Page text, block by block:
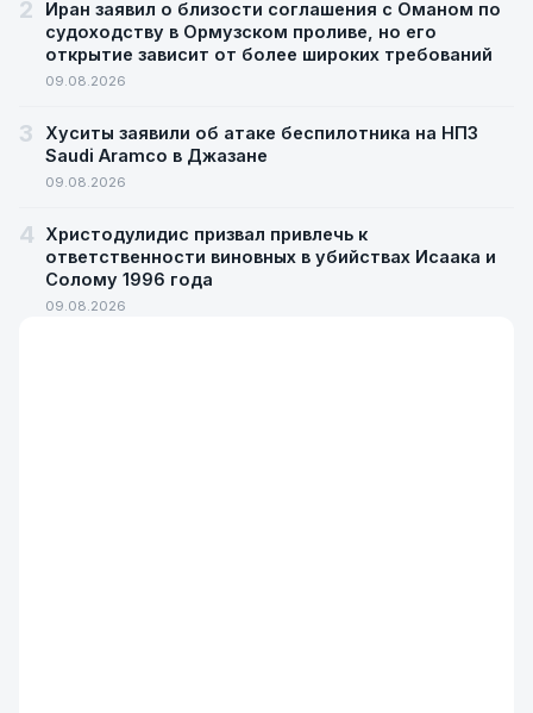
2
Иран заявил о близости соглашения с Оманом по
судоходству в Ормузском проливе, но его
открытие зависит от более широких требований
09.08.2026
3
Хуситы заявили об атаке беспилотника на НПЗ
Saudi Aramco в Джазане
09.08.2026
4
Христодулидис призвал привлечь к
ответственности виновных в убийствах Исаака и
Солому 1996 года
09.08.2026